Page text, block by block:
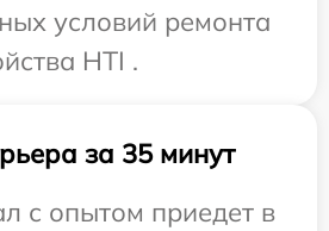
условий ремонта
HTI .
за 35 минут
с опытом приедет в